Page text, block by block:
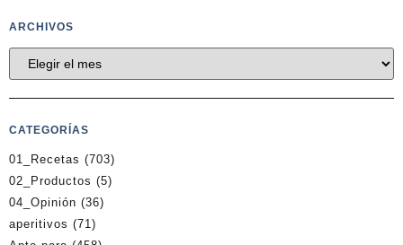
ARCHIVOS
CATEGORÍAS
01_Recetas (703)
02_Productos (5)
04_Opinión (36)
aperitivos (71)